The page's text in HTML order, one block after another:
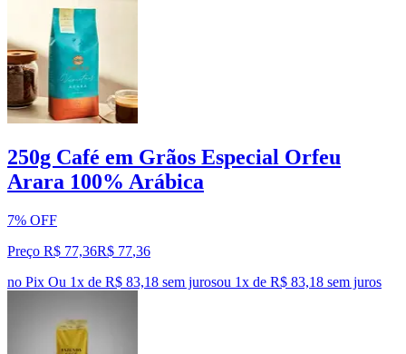
250g Café em Grãos Especial Orfeu
Arara 100% Arábica
7% OFF
Preço R$ 77,36R$ 77,36
no Pix Ou 1x de R$ 83,18 sem jurosou 1x de R$ 83,18 sem juros